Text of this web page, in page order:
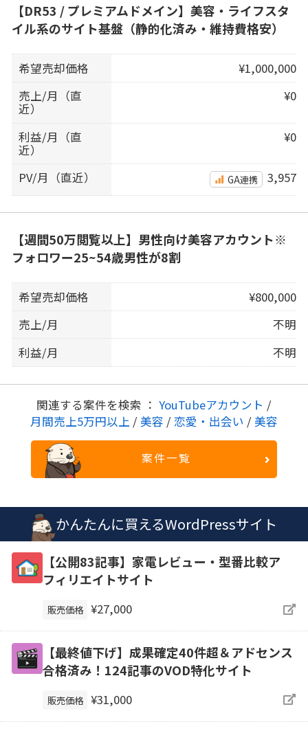
【DR53 / プレミアムドメイン】美容・ライフスタ
イル系のサイト基盤（静的化済み・維持費格安）
希望売却価格
¥1,000,000
売上/月（直
近）
¥0
利益/月（直
近）
¥0
PV/月（直近） GA連携 3,957
【週間50万閲覧以上】男性向け美容アカウント※
フォロワー25~54歳男性が8割
希望売却価格
¥800,000
売上/月
不明
利益/月
不明
関連する案件を検索 ： YouTubeアカウント /
月間売上5万円以上 / 美容 / 恋愛・出会い / 美容
案件一覧
かんたんに買えるWordPressサイト
【公開83記事】家電レビュー・型番比較ア
フィリエイトサイト
販売価格 ¥27,000
【最終値下げ】成果確定40件超＆アドセンス
合格済み！124記事のVOD特化サイト
販売価格 ¥31,000